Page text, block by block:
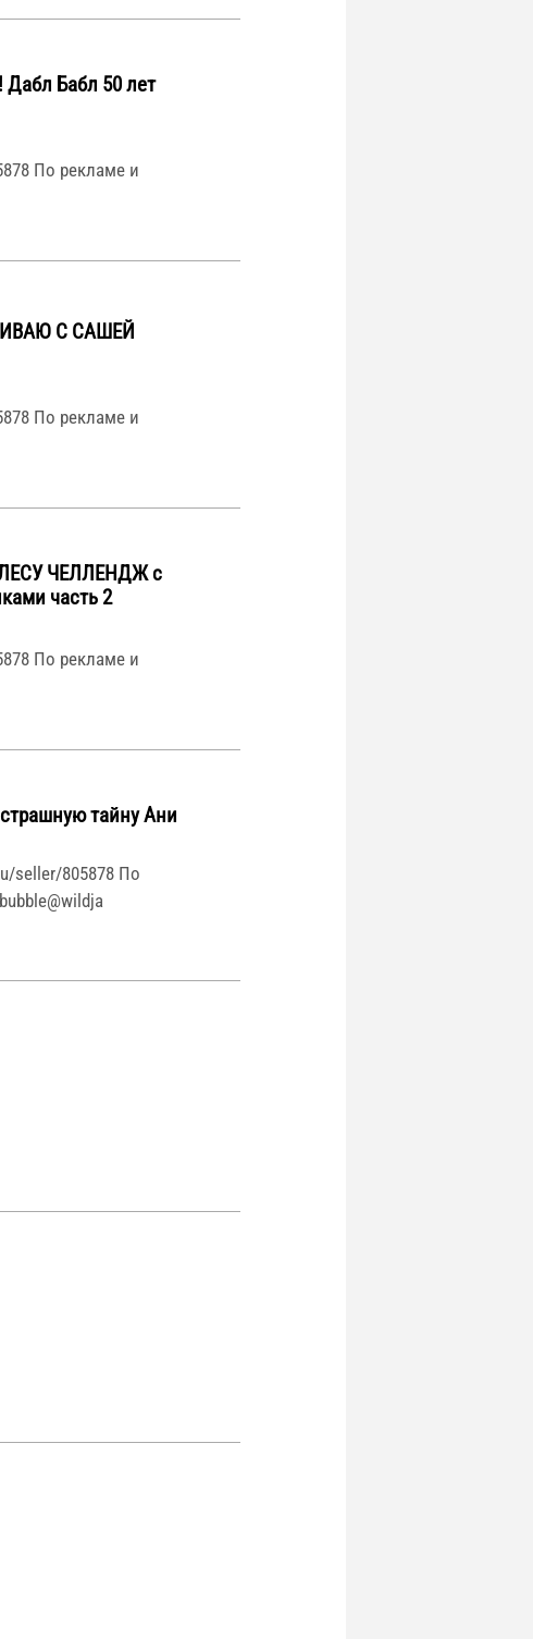
Бабл 50 лет
По рекламе и
С САШЕЙ
По рекламе и
ЧЕЛЛЕНДЖ с
часть 2
По рекламе и
тайну Ани
seller/805878 По